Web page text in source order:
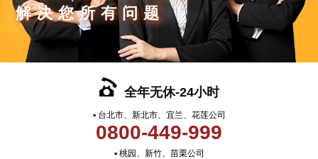
解决您所有问题
全年无休-24小时
▪ 台北市、新北市、宜兰、花莲公司
0800-449-999
▪ 桃园、新竹、苗栗公司